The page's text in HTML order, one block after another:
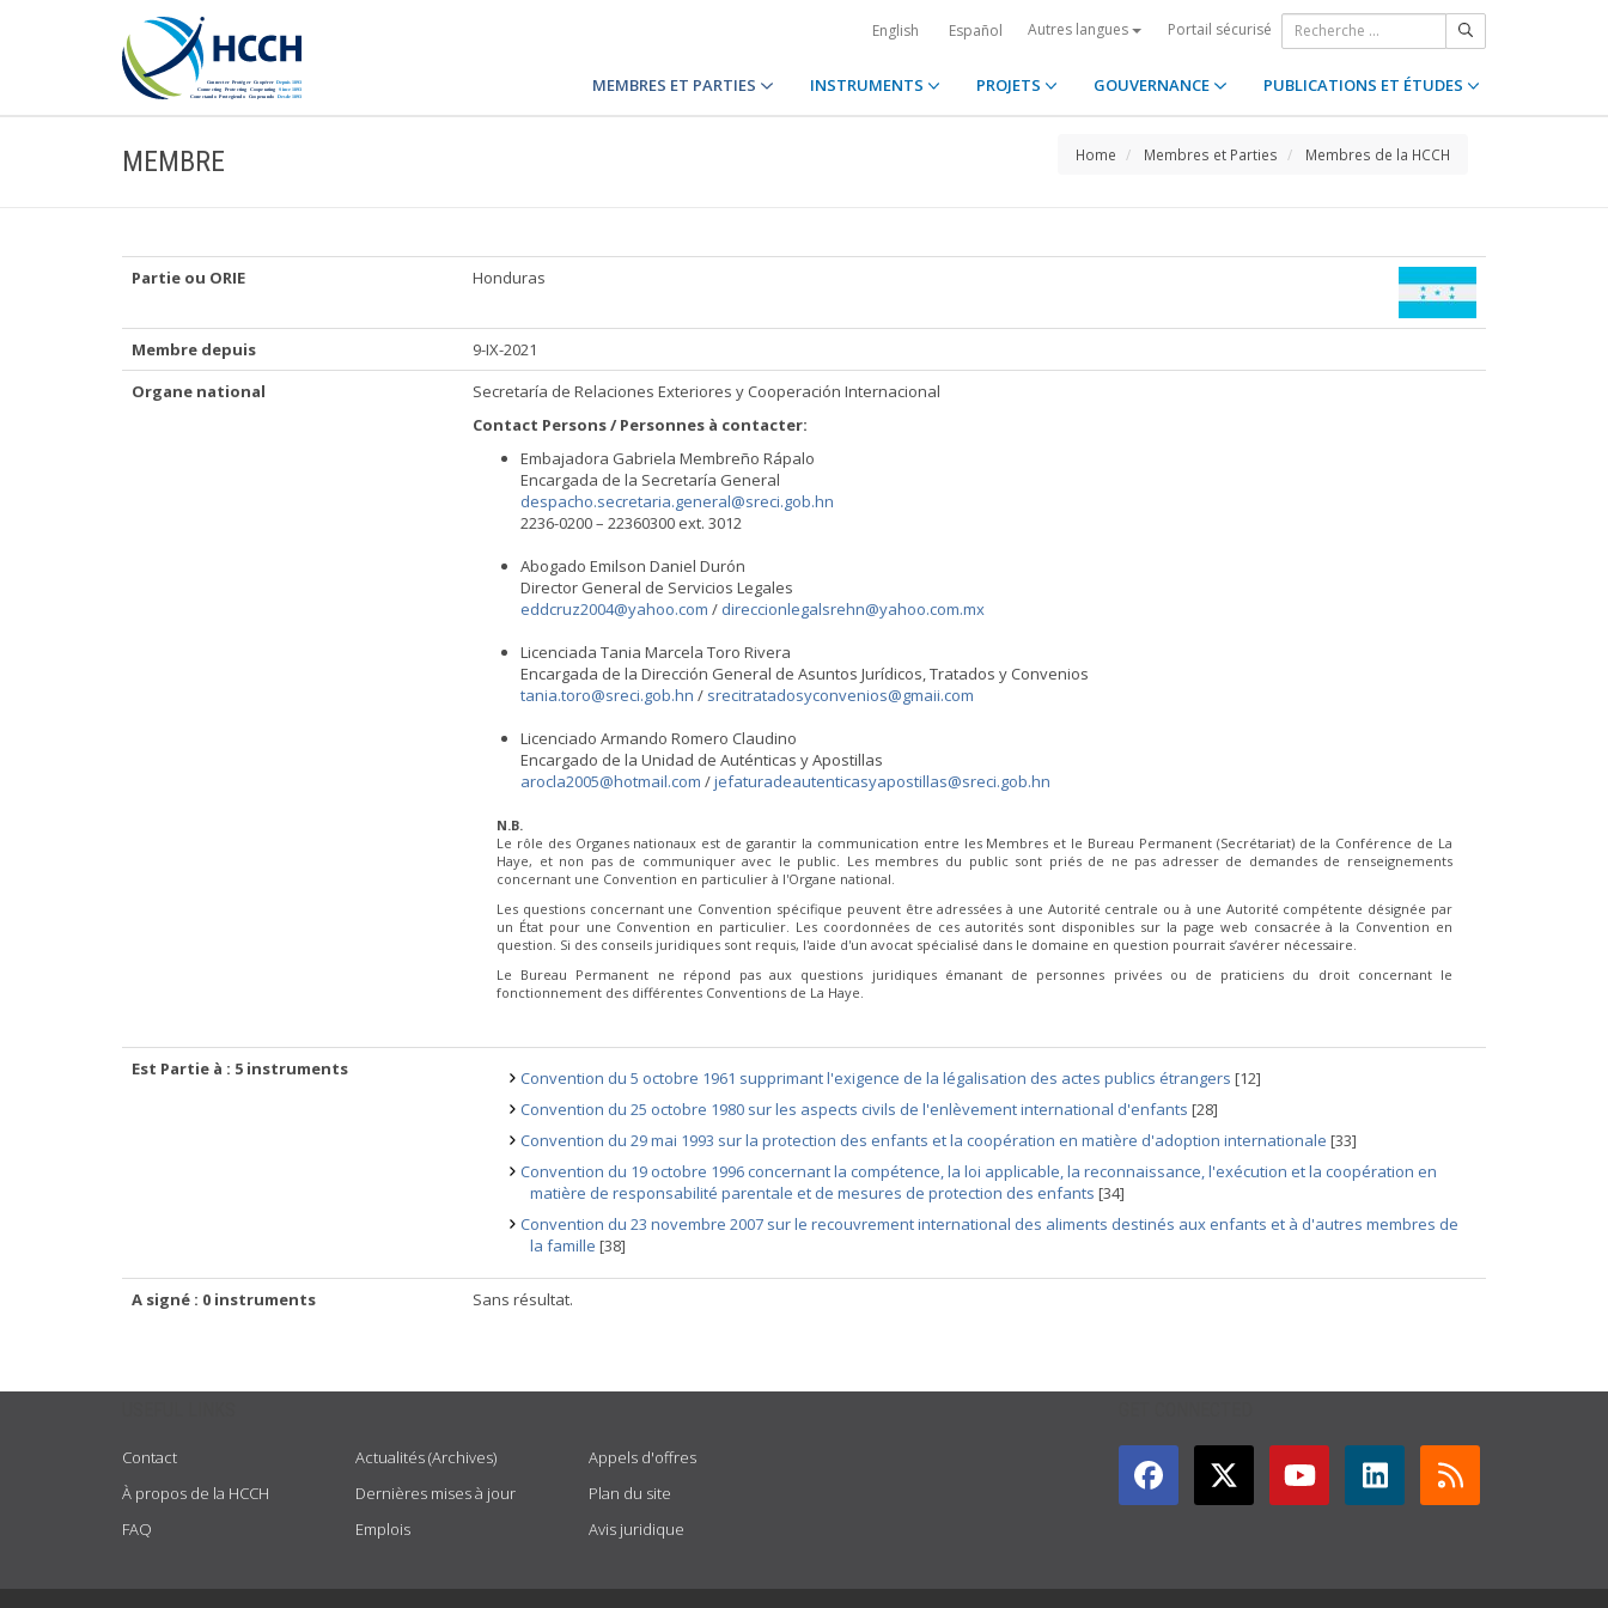
English Español Autres langues Portail sécurisé
MEMBRES ET PARTIES INSTRUMENTS PROJETS GOUVERNANCE PUBLICATIONS ET ÉTUDES
MEMBRE Home Membres et Parties Membres de la HCCH
Partie ou ORIE Honduras
Membre depuis
9-IX-2021
Organe national
Secretaría de Relaciones Exteriores y Cooperación Internacional
Contact Persons / Personnes à contacter:
Embajadora Gabriela Membreño Rápalo
Encargada de la Secretaría General
despacho.secretaria.general@sreci.gob.hn
2236-0200 – 22360300 ext. 3012
Abogado Emilson Daniel Durón
Director General de Servicios Legales
eddcruz2004@yahoo.com / direccionlegalsrehn@yahoo.com.mx
Licenciada Tania Marcela Toro Rivera
Encargada de la Dirección General de Asuntos Jurídicos, Tratados y Convenios
tania.toro@sreci.gob.hn / srecitratadosyconvenios@gmaii.com
Licenciado Armando Romero Claudino
Encargado de la Unidad de Auténticas y Apostillas
arocla2005@hotmail.com /jefaturadeautenticasyapostillas@sreci.gob.hn
N.B.
Le rôle des Organes nationaux est de garantir la communication entre les Membres et le Bureau Permanent (Secrétariat) de la Conférence de La
Haye, et non pas de communiquer avec le public. Les membres du public sont priés de ne pas adresser de demandes de renseignements
concernant une Convention en particulier à l'Organe national.
Les questions concernant une Convention spécifique peuvent être adressées à une Autorité centrale ou à une Autorité compétente désignée par
un État pour une Convention en particulier. Les coordonnées de ces autorités sont disponibles sur la page web consacrée à la Convention en
question. Si des conseils juridiques sont requis, l'aide d'un avocat spécialisé dans le domaine en question pourrait s’avérer nécessaire.
Le Bureau Permanent ne répond pas aux questions juridiques émanant de personnes privées ou de praticiens du droit concernant le
fonctionnement des différentes Conventions de La Haye.
Est Partie à : 5 instruments Convention du 5 octobre 1961 supprimant l'exigence de la légalisation des actes publics étrangers [12]
Convention du 25 octobre 1980 sur les aspects civils de l'enlèvement international d'enfants [28]
Convention du 29 mai 1993 sur la protection des enfants et la coopération en matière d'adoption internationale [33]
Convention du 19 octobre 1996 concernant la compétence, la loi applicable, la reconnaissance, l'exécution et la coopération en
matière de responsabilité parentale et de mesures de protection des enfants [34]
Convention du 23 novembre 2007 sur le recouvrement international des aliments destinés aux enfants et à d'autres membres de
la famille [38]
A signé : 0 instruments Sans résultat.
Contact
À propos de la HCCH
FAQ
Actualités (Archives)
Dernières mises à jour
Emplois
Appels d'offres
Plan du site
Avis juridique